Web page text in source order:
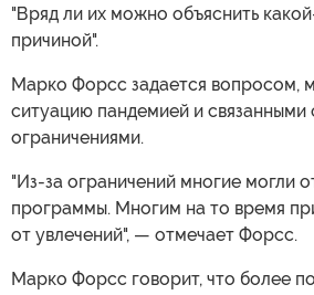
"Вряд ли их можно объяснить
причиной".
Марко Форсс задается вопросом,
ситуацию пандемией и связанными
ограничениями.
"Из-за ограничений многие могли
программы. Многим на то время
от увлечений", — отмечает Форсс.
Марко Форсс говорит, что более